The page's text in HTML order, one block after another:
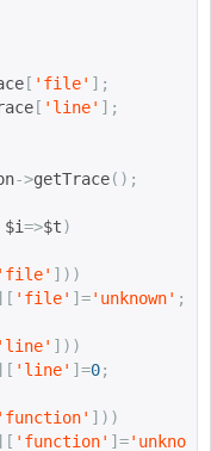
[ 'file' ];
[ 'line' ];
->getTrace();
$i=>$t)
'file' ]))
'file' ]='unknown' ;
'line' ]))
'line' ]=0;
'function' ]))
'function' ]='unkno